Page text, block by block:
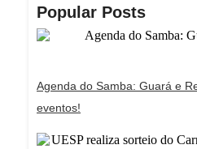
Popular Posts
Agenda do Samba: Guará e
eventos!